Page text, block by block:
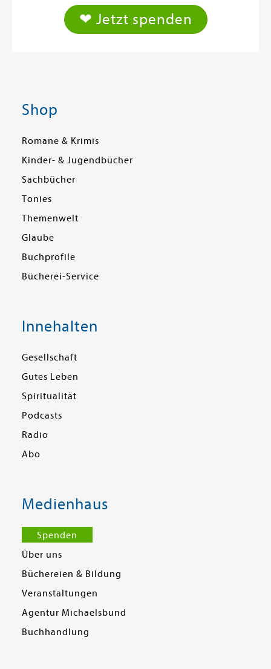
❤ Jetzt spenden
Shop
Romane & Krimis
Kinder- & Jugendbücher
Sachbücher
Tonies
Themenwelt
Glaube
Buchprofile
Bücherei-Service
Innehalten
Gesellschaft
Gutes Leben
Spiritualität
Podcasts
Radio
Abo
Medienhaus
Spenden
Über uns
Büchereien & Bildung
Veranstaltungen
Agentur Michaelsbund
Buchhandlung